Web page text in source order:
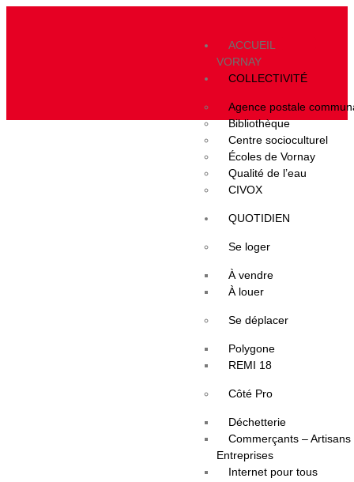
ACCUEIL
VORNAY
COLLECTIVITÉ
Agence postale
Bibliothèque
Centre socioculturel
Écoles de Vornay
Qualité de l’eau
CIVOX
QUOTIDIEN
Se loger
À vendre
À louer
Se déplacer
Polygone
REMI 18
Côté Pro
Déchetterie
Commerçants – Artisans
Entreprises
Internet pour tous